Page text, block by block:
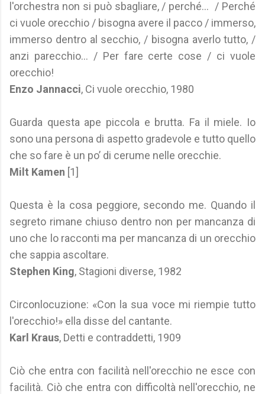
l'orchestra non si può sbagliare, / perché... / Perché
ci vuole orecchio / bisogna avere il pacco / immerso,
immerso dentro al secchio, / bisogna averlo tutto, /
anzi parecchio... / Per fare certe cose / ci vuole
orecchio!
Enzo Jannacci, Ci vuole orecchio, 1980
Guarda questa ape piccola e brutta. Fa il miele. Io
sono una persona di aspetto gradevole e tutto quello
che so fare è un po’ di cerume nelle orecchie.
Milt Kamen [1]
Questa è la cosa peggiore, secondo me. Quando il
segreto rimane chiuso dentro non per mancanza di
uno che lo racconti ma per mancanza di un orecchio
che sappia ascoltare.
Stephen King, Stagioni diverse, 1982
Circonlocuzione: «Con la sua voce mi riempie tutto
l'orecchio!» ella disse del cantante.
Karl Kraus, Detti e contraddetti, 1909
Ciò che entra con facilità nell'orecchio ne esce con
facilità. Ciò che entra con difficoltà nell'orecchio, ne